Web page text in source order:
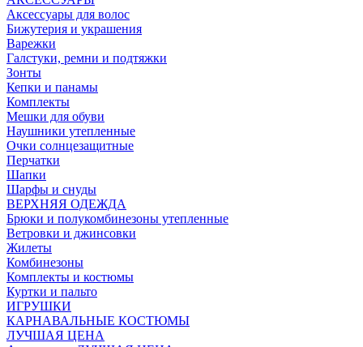
Аксессуары для волос
Бижутерия и украшения
Варежки
Галстуки, ремни и подтяжки
Зонты
Кепки и панамы
Комплекты
Мешки для обуви
Наушники утепленные
Очки солнцезащитные
Перчатки
Шапки
Шарфы и снуды
ВЕРХНЯЯ ОДЕЖДА
Брюки и полукомбинезоны утепленные
Ветровки и джинсовки
Жилеты
Комбинезоны
Комплекты и костюмы
Куртки и пальто
ИГРУШКИ
КАРНАВАЛЬНЫЕ КОСТЮМЫ
ЛУЧШАЯ ЦЕНА